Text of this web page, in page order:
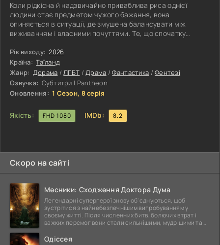
Коли рідкісна й надзвичайно приваблива риса однієї
людини стає предметом чужого бажання, вона
опиняється в ситуації, де змушена балансувати між
виживанням і власними почуттями. Те, що спочатку
обставинами, поступово набуває значно складнішого й
глибшого значення. У середовищі невизначеності,
напруги й прихованих мотивів між ними починає
зароджуватися щось більше, ніж проста залежність одне
від одного. З кожним новим кроком межа між вразливістю
Рік виходу: 2026
Країна: Таїланд
Жанр: Дорама /ЛГБТ /Драма /Фантастика /Фентезі
Озвучка: Субтитри | Pantheon
Оновлення: 1 Сезон, 8 серія
Якість: FHD 1080 IMDb: 8.2
Скоро на сайті
Месники: Сходження Доктора Дума
Легендарні супергерої знову об'єднуються, щоб
зустрітися з найнебезпечнішим випробуванням у
своєму житті. Після численних битв, болючих втрат і
важких перемог вони стали сильнішими, мудрішими та
Одіссея